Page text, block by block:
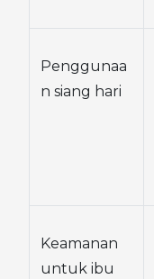
Penggunaa
n siang hari
Keamanan
untuk ibu